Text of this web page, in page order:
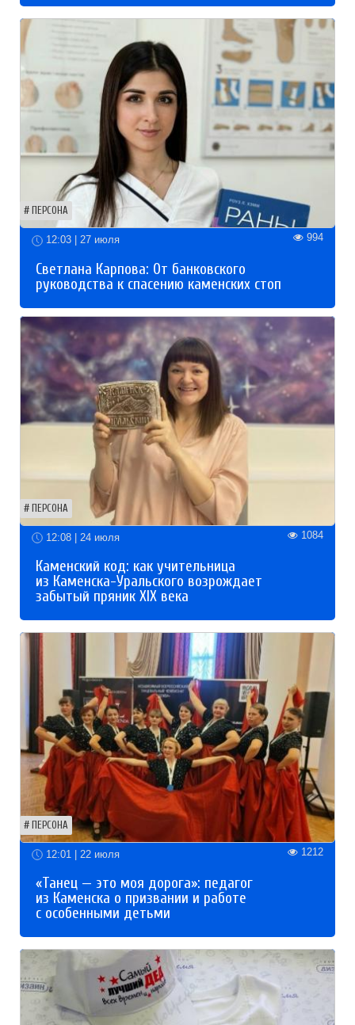
ПЕРСОНА
12:03 | 27 июля 994
Светлана Карпова: От банковского
руководства к спасению каменских стоп
ПЕРСОНА
12:08 | 24 июля 1084
Каменский код: как учительница
из Каменска-Уральского возрождает
забытый пряник XIX века
ПЕРСОНА
12:01 | 22 июля 1212
«Танец — это моя дорога»: педагог
из Каменска о призвании и работе
с особенными детьми